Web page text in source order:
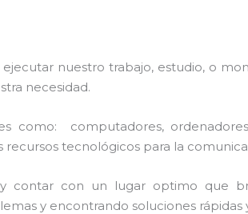
nuestro trabajo, estudio, o
necesidad.
como: computadores,
tecnológicos para la
contar con un lugar optimo que
y encontrando soluciones rápidas